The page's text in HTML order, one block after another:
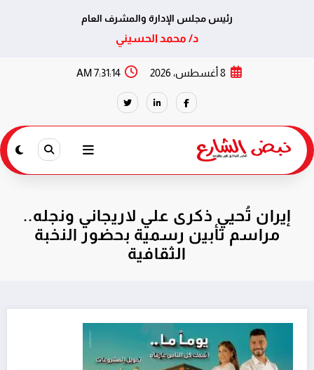
رئيس مجلس الإدارة والمشرف العام
د/ محمد الحسيني
8 أغسطس، 2026 7:31:15 AM
إيران تُحيي ذكرى علي لاريجاني ونجله..
مراسم تأبين رسمية بحضور النخبة
الثقافية